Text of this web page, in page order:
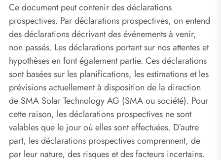
Ce document peut contenir des déclarations
prospectives. Par déclarations prospectives, on entend
des déclarations décrivant des événements à venir,
non passés. Les déclarations portant sur nos attentes et
hypothèses en font également partie. Ces déclarations
sont basées sur les planifications, les estimations et les
prévisions actuellement à disposition de la direction
de SMA Solar Technology AG (SMA ou société). Pour
cette raison, les déclarations prospectives ne sont
valables que le jour où elles sont effectuées. D’autre
part, les déclarations prospectives comprennent, de
par leur nature, des risques et des facteurs incertains.